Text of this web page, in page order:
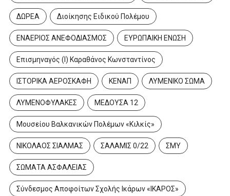
ΔΩΡΕΑ Διοίκησης Ειδικού Πολέμου
ΕΝΑΕΡΙΟΣ ΑΝΕΦΟΔΙΑΣΜΟΣ ΕΥΡΩΠΑΙΚΗ ΕΝΩΣΗ
Επισμηναγός (Ι) Καραθάνος Κωνσταντίνος
ΙΣΤΟΡΙΚΑ ΑΕΡΟΣΚΑΦΗ ΚΕΝΑΠ ΛΥΜΕΝΙΚΟ ΣΩΜΑ
ΛΥΜΕΝΟΦΥΛΑΚΕΣ ΜΕΔΟΥΣΑ 12
Μουσείου Βαλκανικών Πολέμων «Κιλκίς»
ΝΙΚΟΛΑΟΣ ΣΙΑΛΜΑΣ ΣΑΛΑΜΙΣ 0/22 ΣΜΥ
ΣΩΜΑΤΑ ΑΣΦΑΛΕΙΑΣ
Σύνδεσμος Αποφοίτων Σχολής Ικάρων «ΙΚΑΡΟΣ»